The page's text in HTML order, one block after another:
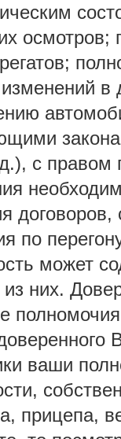
в
с правом
по
может
из них.
ваши
прицепа,